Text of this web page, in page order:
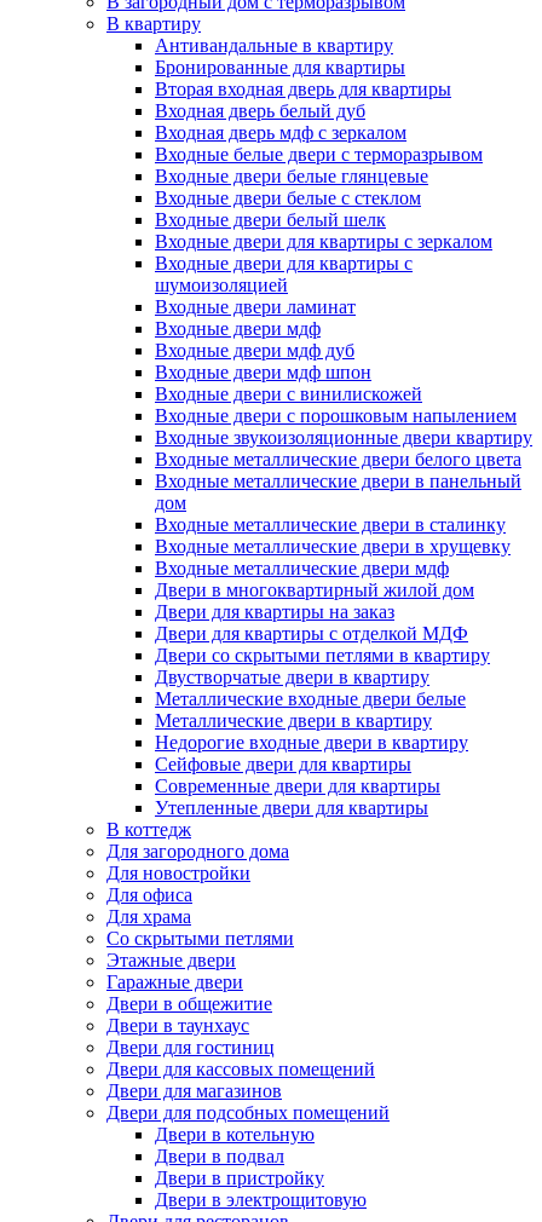
В квартиру
Антивандальные в квартиру
Бронированные для квартиры
Вторая входная дверь для квартиры
Входная дверь белый дуб
Входная дверь мдф с зеркалом
Входные белые двери с терморазрывом
Входные двери белые глянцевые
Входные двери белые с стеклом
Входные двери белый шелк
Входные двери для квартиры с зеркалом
Входные двери для квартиры с
шумоизоляцией
Входные двери ламинат
Входные двери мдф
Входные двери мдф дуб
Входные двери мдф шпон
Входные двери с винилискожей
Входные двери с порошковым напылением
Входные звукоизоляционные двери квартиру
Входные металлические двери белого цвета
Входные металлические двери в панельный
дом
Входные металлические двери в сталинку
Входные металлические двери в хрущевку
Входные металлические двери мдф
Двери в многоквартирный жилой дом
Двери для квартиры на заказ
Двери для квартиры с отделкой МДФ
Двери со скрытыми петлями в квартиру
Двустворчатые двери в квартиру
Металлические входные двери белые
Металлические двери в квартиру
Недорогие входные двери в квартиру
Сейфовые двери для квартиры
Современные двери для квартиры
Утепленные двери для квартиры
В коттедж
Для загородного дома
Для новостройки
Для офиса
Для храма
Со скрытыми петлями
Этажные двери
Гаражные двери
Двери в общежитие
Двери в таунхаус
Двери для гостиниц
Двери для кассовых помещений
Двери для магазинов
Двери для подсобных помещений
Двери в котельную
Двери в подвал
Двери в пристройку
Двери в электрощитовую